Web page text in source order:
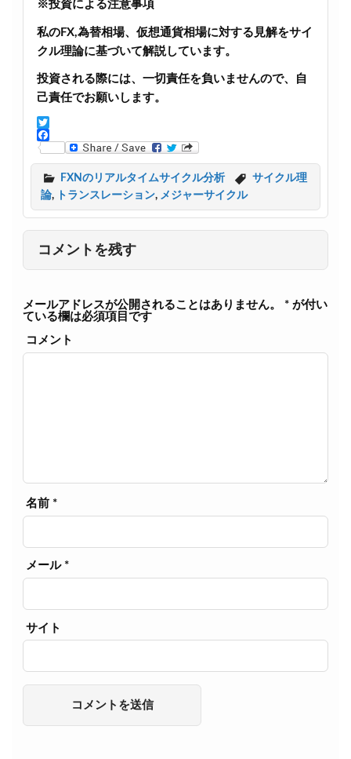
※投資による注意事項
私のFX,為替相場、仮想通貨相場に対する見解をサイ
クル理論に基づいて解説しています。
投資される際には、一切責任を負いませんので、自
己責任でお願いします。
T
w
e
r
F
c
e
b
o
FXNのリアルタイムサイクル分析
サイクル理
論, トランスレーション, メジャーサイクル
コメントを残す
メールアドレスが公開されることはありません。 *が付い
ている欄は必須項目です
コメント
名前 *
メール *
サイト